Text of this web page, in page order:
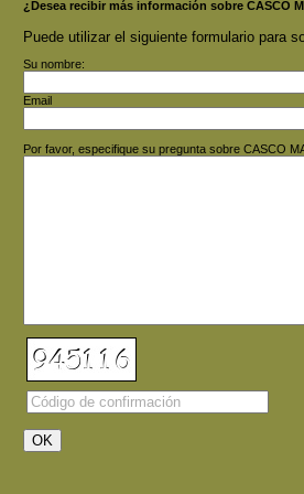
¿Desea recibir más información sobre CASCO
Puede utilizar el siguiente formulario para
Su nombre:
Email
Por favor, especifique su pregunta sobre CASCO